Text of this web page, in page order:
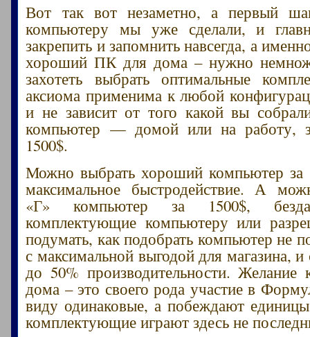
Вот так вот незаметно, а первый
компьютеру мы уже сделали, и
закрепить и запомнить навсегда, а
хороший ПК для дома – нужно
захотеть выбрать оптимальные
аксиома применима к любой
и не зависит от того какой вы
компьютер — домой или на работу,
1500$.
Можно выбрать хороший компьютер за
максимальное быстродействие. А
«Г» компьютер за 1500$,
комплектующие компьютеру или
подумать, как подобрать компьютер не
с максимальной выгодой для магазина, и
до 50% производительности.
дома – это своего рода участие в
виду одинаковые, а побеждают
комплектующие играют здесь не